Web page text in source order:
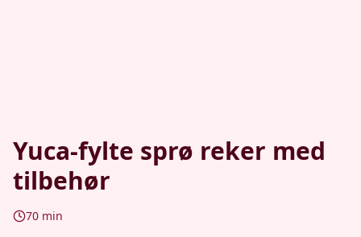
Yuca-fylte sprø reker med
tilbehør
70 min